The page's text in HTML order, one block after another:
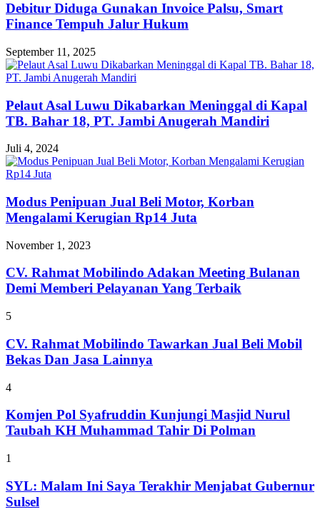
Debitur Diduga Gunakan Invoice Palsu, Smart
Finance Tempuh Jalur Hukum
September 11, 2025
Pelaut Asal Luwu Dikabarkan Meninggal di Kapal
TB. Bahar 18, PT. Jambi Anugerah Mandiri
Juli 4, 2024
Modus Penipuan Jual Beli Motor, Korban
Mengalami Kerugian Rp14 Juta
November 1, 2023
CV. Rahmat Mobilindo Adakan Meeting Bulanan
Demi Memberi Pelayanan Yang Terbaik
5
CV. Rahmat Mobilindo Tawarkan Jual Beli Mobil
Bekas Dan Jasa Lainnya
4
Komjen Pol Syafruddin Kunjungi Masjid Nurul
Taubah KH Muhammad Tahir Di Polman
1
SYL: Malam Ini Saya Terakhir Menjabat Gubernur
Sulsel